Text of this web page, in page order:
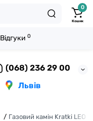
(068) 236 29 00
Львів
0
Кошик
Газовий камін Kratki LEO
Відгуки 0